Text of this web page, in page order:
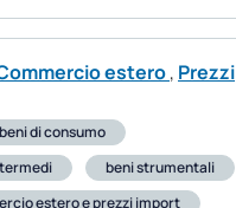
estero, Prezzi
beni di consumo
beni strumentali
estero e prezzi import